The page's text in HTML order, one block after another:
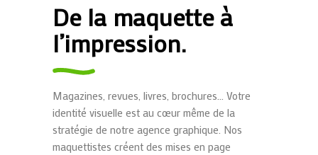
De la maquette à
l’impression.
Magazines, revues, livres, brochures… Votre
identité visuelle est au cœur même de la
stratégie de notre agence graphique. Nos
maquettistes créent des mises en page